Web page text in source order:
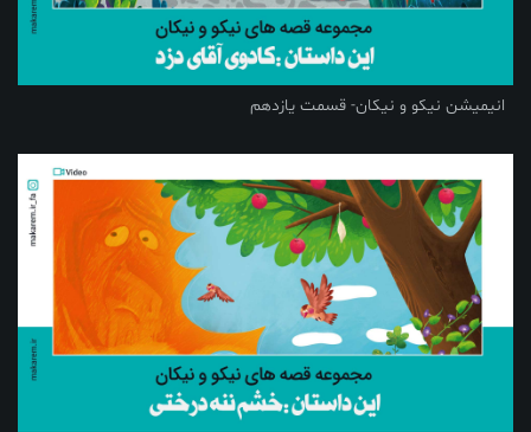
انیمیشن نیکو و نیکان- قسمت یازدهم